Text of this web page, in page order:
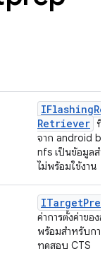
IFlashing
Retriever ที่ดึ
จาก android
nfs เป็นข้อมูลสำ
ไม่พร้อมใช้งาน
ITarget
ค่าการตั้งค่าของอุ
พร้อมสำหรับการเ
ทดสอบ CTS